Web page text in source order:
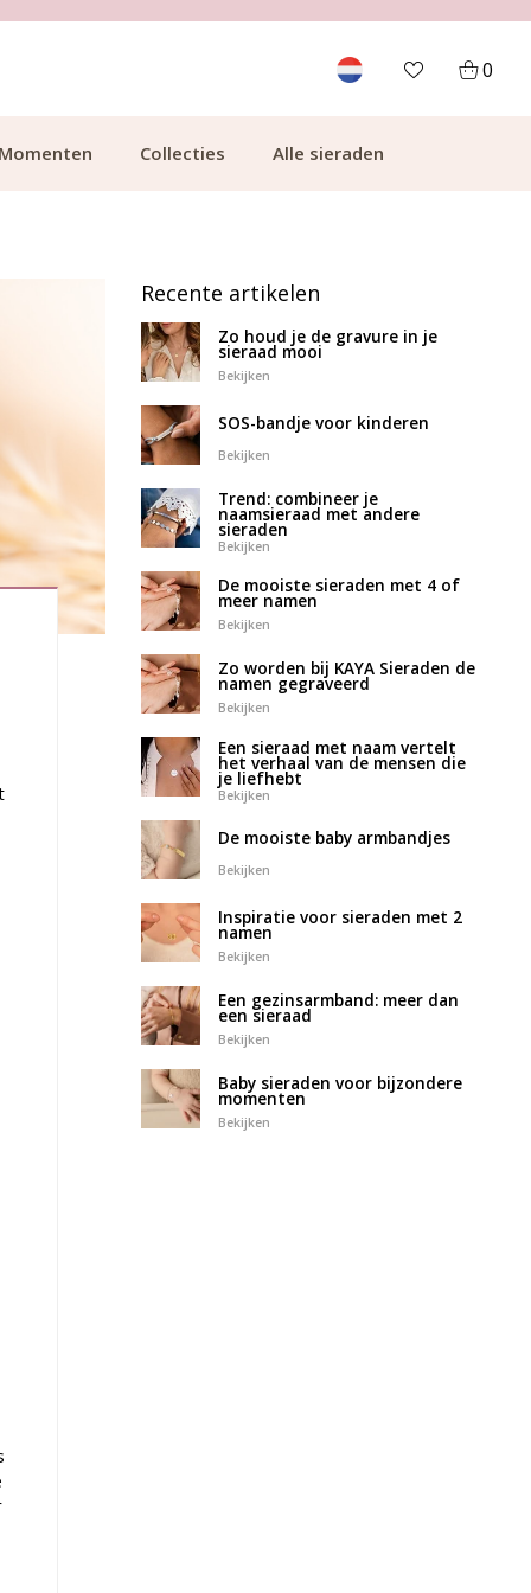
0
Collecties Alle sieraden
Recente artikelen
Zo houd je de gravure in je
sieraad mooi
Bekijken
SOS-bandje voor kinderen
Bekijken
Trend: combineer je
naamsieraad met andere
sieraden
Bekijken
De mooiste sieraden met 4 of
meer namen
Bekijken
Zo worden bij KAYA Sieraden de
namen gegraveerd
Bekijken
Een sieraad met naam vertelt
het verhaal van de mensen die
je liefhebt
Bekijken
De mooiste baby armbandjes
Bekijken
Inspiratie voor sieraden met 2
namen
Bekijken
Een gezinsarmband: meer dan
een sieraad
Bekijken
Baby sieraden voor bijzondere
momenten
Bekijken